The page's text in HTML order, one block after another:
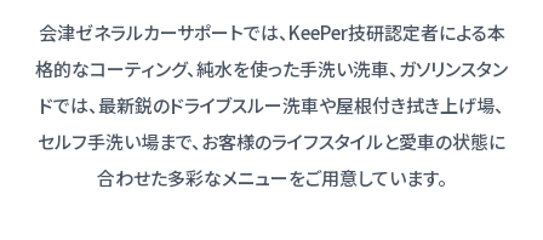
会津ゼネラルカーサポートでは、KeePer技研認定者による本
格的なコーティング、純水を使った手洗い洗車、ガソリンスタン
ドでは、最新鋭のドライブスルー洗車や屋根付き拭き上げ場、
セルフ手洗い場まで、お客様のライフスタイルと愛車の状態に
合わせた多彩なメニューをご用意しています。